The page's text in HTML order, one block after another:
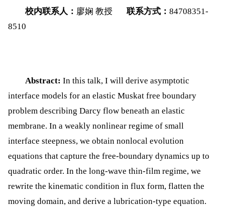
校内联系人： 廖娴 教授 联系方式： 84708351-
8510
Abstract: In this talk, I will derive asymptotic
interface models for an elastic Muskat free boundary
problem describing Darcy flow beneath an elastic
membrane. In a weakly nonlinear regime of small
interface steepness, we obtain nonlocal evolution
equations that capture the free-boundary dynamics up to
quadratic order. In the long-wave thin-film regime, we
rewrite the kinematic condition in flux form, flatten the
moving domain, and derive a lubrication-type equation.